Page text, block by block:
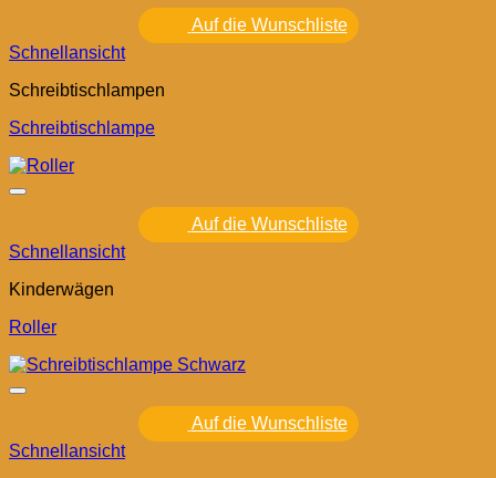
Auf die Wunschliste
Schnellansicht
Schreibtischlampen
Schreibtischlampe
Auf die Wunschliste
Schnellansicht
Kinderwägen
Roller
Auf die Wunschliste
Schnellansicht